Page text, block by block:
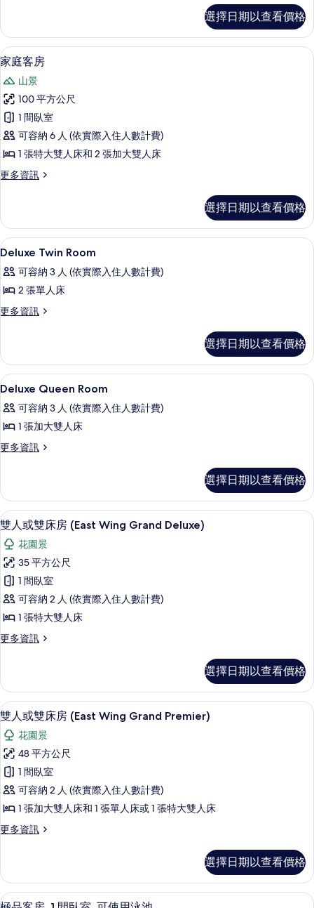
床
房,
1
間
臥
室,
泳
池
景
所
有
相
片
雙
人
或
雙
床
房,
間
臥
室,
泳
池
詳
情
選擇日期以查看價格
顯
示
家
庭
客
房
所
相
片
家庭客房 | 高級寢具、客房內保險箱
17
家庭客房
山景
100 平方公尺
1 間臥室
可容納 6 人 (依實際入住人數計費)
1 張特大雙人床和 2 張加大雙人床
更多資訊
更
客
房
的
情
選擇日期以查看價格
顯
示
Deluxe
Twin
Room
有
相
片
高級寢具、客房內保險箱、書桌、筆
6
Deluxe Twin Room
可容納 3 人 (依實際入住人數計費)
2 張單人床
更多資訊
更
Room
的
詳
選擇日期以查看價格
顯
示
Deluxe
Queen
Room
有
相
片
高級寢具、客房內保險箱、書桌、筆
7
Deluxe Queen Room
可容納 3 人 (依實際入住人數計費)
1 張加大雙人床
更多資訊
更
Room
的
詳
情
選擇日期以查看價格
顯
示
雙
人
或
雙
房
Wing
Grand
Deluxe)
的
所
有
相
片
雙人或雙床房 (East Wing Grand
2
雙人或雙床房 (East Wing Grand Deluxe)
花園景
35 平方公尺
1 間臥室
可容納 2 人 (依實際入住人數計費)
1 張特大雙人床
更多資訊
更
或
雙
床
房
(East
Wing
Grand
Deluxe)
的
詳
情
選擇日期以查看價格
顯
示
雙
人
或
雙
房
Wing
Grand
Premier)
雙人或雙床房 (East Wing Grand
2
雙人或雙床房 (East Wing Grand Premier)
花園景
48 平方公尺
1 間臥室
可容納 2 人 (依實際入住人數計費)
1 張加大雙人床和 1 張單人床或 1 張特大雙人床
更多資訊
更
或
雙
床
選擇日期以查看價格
顯 極品客房, 1 間臥室, 可使用泳池 | 露台/
1